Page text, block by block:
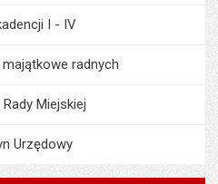
I - IV
radnych
Rady Miejskiej
Urzędowy